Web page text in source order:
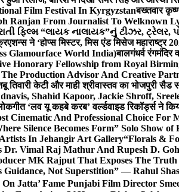
Film Festival In Kyrgyzstanबख्तवार
Ranjan From Journalist To Welknown
ફિલ્મ “લાયક નાલાયક”નું ટીઝર, ટ્રેલર,
ने ‘होप्स मिस्टर, मिस एंड मिसेज महाराष्ट्र
Glamourface World India)बालगंधर्व रंगमंदिर
Honorary Fellowship from Royal
Production Advisor And Creative
तिवारी केटी और माही श्रीवास्तव का भोजपुरी सैड
Shahid Kapoor, Jackie Shroff,
‘लव यू कहबे करब’ वर्ल्डवाइड रिकॉर्ड्स ने
Cinematic And Professional Choice For
Silence Becomes Form” Solo Show
In Jehangir Art Gallery“Florals &
Dr. Vimal Raj Mathur And Rupesh D.
MK Rajput That Exposes The
Guidance, Not Superstition” — Rahul
On Jatta’ Fame Punjabi Film Director